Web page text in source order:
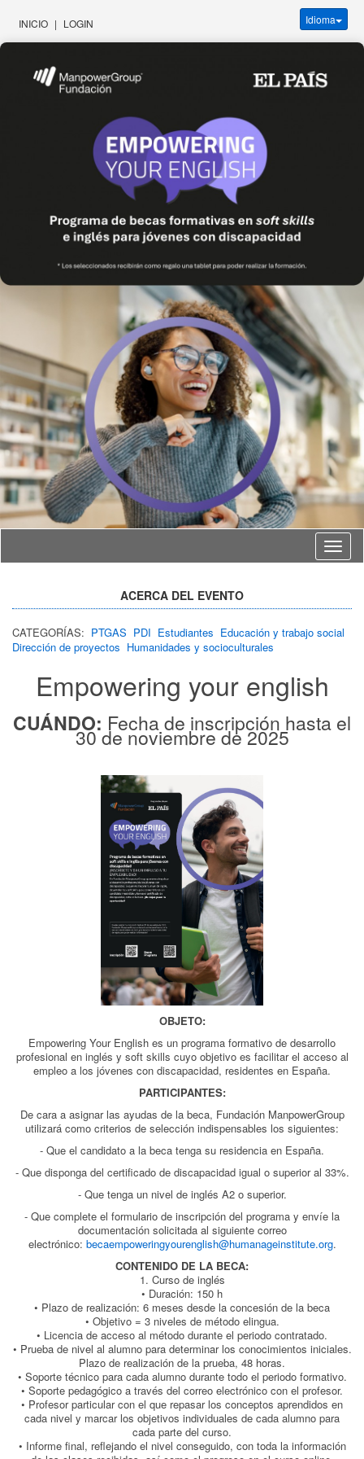
INICIO | LOGIN Idioma
Idioma
ACERCA DEL EVENTO
CATEGORÍAS: PTGAS PDI Estudiantes Educación y trabajo social
Dirección de proyectos Humanidades y socioculturales
Empowering your english
CUÁNDO: Fecha de inscripción hasta el
30 de noviembre de 2025
OBJETO:
Empowering Your English es un programa formativo de desarrollo
profesional en inglés y soft skills cuyo objetivo es facilitar el acceso al
empleo a los jóvenes con discapacidad, residentes en España.
PARTICIPANTES:
De cara a asignar las ayudas de la beca, Fundación ManpowerGroup
utilizará como criterios de selección indispensables los siguientes:
- Que el candidato a la beca tenga su residencia en España.
- Que disponga del certificado de discapacidad igual o superior al 33%.
- Que tenga un nivel de inglés A2 o superior.
- Que complete el formulario de inscripción del programa y envíe la
documentación solicitada al siguiente correo
electrónico: becaempoweringyourenglish@humanageinstitute.org.
CONTENIDO DE LA BECA:
1. Curso de inglés
• Duración: 150 h
• Plazo de realización: 6 meses desde la concesión de la beca
• Objetivo = 3 niveles de método elingua.
• Licencia de acceso al método durante el periodo contratado.
• Prueba de nivel al alumno para determinar los conocimientos iniciales.
Plazo de realización de la prueba, 48 horas.
• Soporte técnico para cada alumno durante todo el periodo formativo.
• Soporte pedagógico a través del correo electrónico con el profesor.
• Profesor particular con el que repasar los conceptos aprendidos en
cada nivel y marcar los objetivos individuales de cada alumno para
cada parte del curso.
• Informe final, reflejando el nivel conseguido, con toda la información